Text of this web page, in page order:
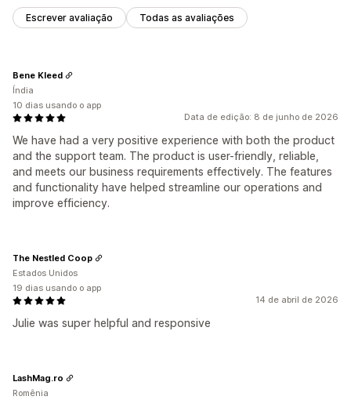
Escrever avaliação Todas as avaliações
Data de edição: 8 de junho de 2026
We have had a very positive experience with both the product
and the support team. The product is user-friendly, reliable,
and meets our business requirements effectively. The features
and functionality have helped streamline our operations and
improve efficiency.
Bene Kleed
Índia
10 dias usando o app
14 de abril de 2026
Julie was super helpful and responsive
The Nestled Coop
Estados Unidos
19 dias usando o app
LashMag.ro
Romênia